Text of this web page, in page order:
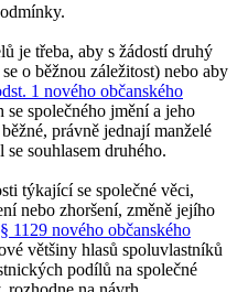
je třeba, aby s žádostí druhý
o běžnou záležitost) nebo aby
1 nového občanského
společného jmění a jeho
právně jednají manželé
se souhlasem druhého.
týkající se společné věci,
nebo zhoršení, změně jejího
§ 1129 nového občanského
většiny hlasů spoluvlastníků
podílů na společné